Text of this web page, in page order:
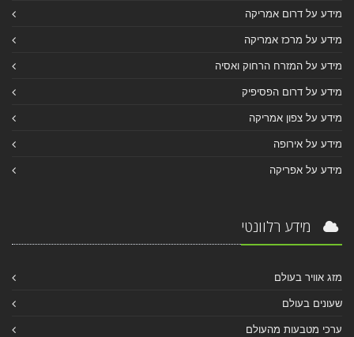
מידע על דרום אמריקה
מידע על מרכז אמריקה
מידע על המזרח הרחוק ואסיה
מידע על דרום הפסיפיק
מידע על צפון אמריקה
מידע על אירופה
מידע על אפריקה
מידע רלוונטי
מזג אוויר בעולם
שעונים בעולם
ערכי מטבעות מהעולם